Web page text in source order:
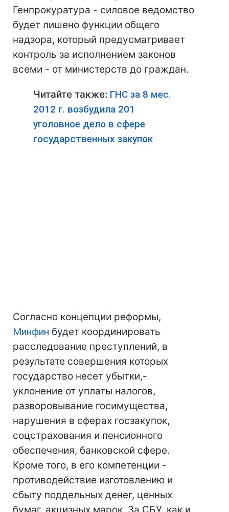
Генпрокуратура - силовое ведомство
будет лишено функции общего
надзора, который предусматривает
контроль за исполнением законов
всеми - от министерств до граждан.
Читайте также: ГНС за 8 мес.
2012 г. возбудила 201
уголовное дело в сфере
государственных закупок
Согласно концепции реформы,
Минфин будет координировать
расследование преступлений, в
результате совершения которых
государство несет убытки,-
уклонение от уплаты налогов,
разворовывание госимущества,
нарушения в сферах госзакупок,
соцстрахования и пенсионного
обеспечения, банковской сфере.
Кроме того, в его компетенции -
противодействие изготовлению и
сбыту поддельных денег, ценных